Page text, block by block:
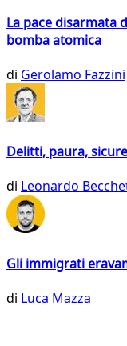
La pace disarmata
bomba atomica
di Gerolamo Fazzini
Delitti, paura,
di Leonardo
Gli immigrati
di Luca Mazza